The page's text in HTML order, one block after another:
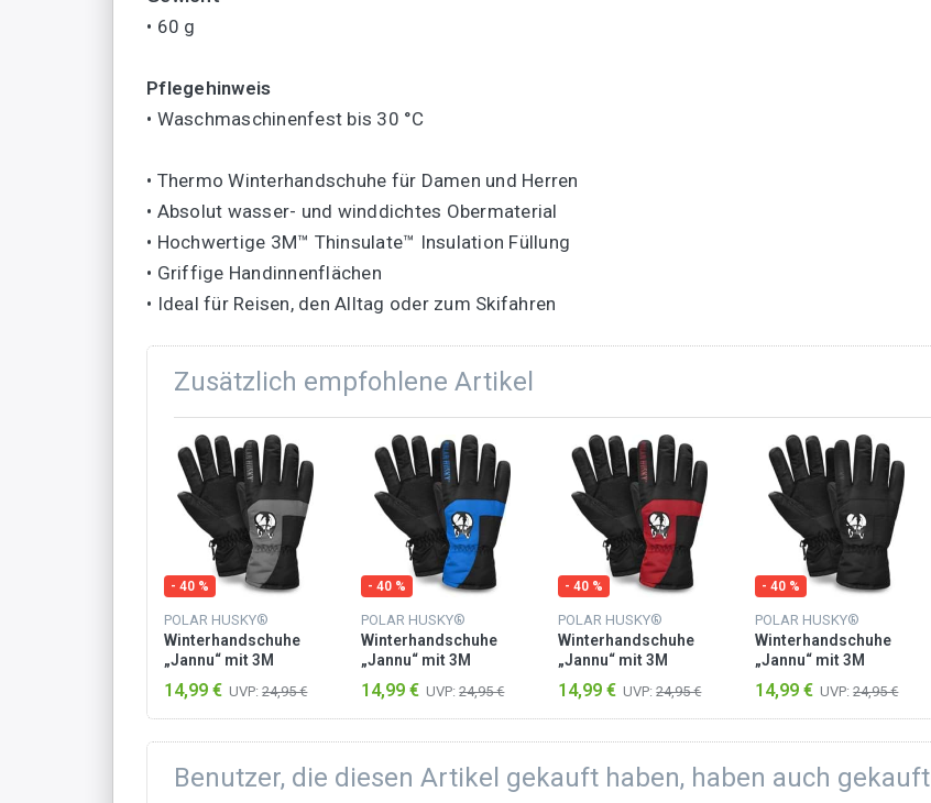
• 60 g
Pflegehinweis
• Waschmaschinenfest bis 30 °C
• Thermo Winterhandschuhe für Damen und Herren
• Absolut wasser- und winddichtes Obermaterial
• Hochwertige 3M™ Thinsulate™ Insulation Füllung
• Griffige Handinnenflächen
• Ideal für Reisen, den Alltag oder zum Skifahren
Zusätzlich empfohlene Artikel
- 40 %
POLAR HUSKY®
Winterhandschuhe
„Jannu“ mit 3M
Thinsulate™ (40 g)
Grau
14,99 € UVP: 24,95 €
- 40 %
POLAR HUSKY®
Winterhandschuhe
„Jannu“ mit 3M
Thinsulate™ (40 g)
Blau
14,99 € UVP: 24,95 €
- 40 %
POLAR HUSKY®
Winterhandschuhe
„Jannu“ mit 3M
Thinsulate™ (40 g) Rot
14,99 € UVP: 24,95 €
- 40 %
POLAR HUSKY®
Winterhandschuhe
„Jannu“ mit 3M
Thinsulate™ (40 g)
Schwarz
14,99 € UVP: 24,95 €
Benutzer, die diesen Artikel gekauft haben, haben auch gekauft